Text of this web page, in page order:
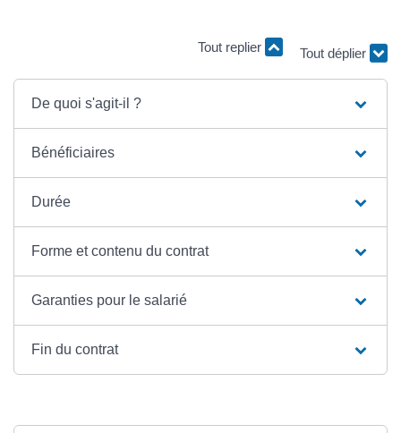
Tout replier
Tout déplier
De quoi s'agit-il ?
Bénéficiaires
Durée
Forme et contenu du contrat
Garanties pour le salarié
Fin du contrat